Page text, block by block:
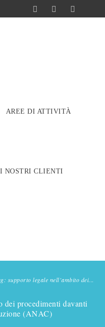
AREE DI ATTIVITÀ
I NOSTRI CLIENTI
supporto legale nell’ambito dei...
dei procedimenti davanti
(ANAC)